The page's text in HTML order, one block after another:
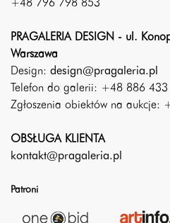
+48 796 798 853
PRAGALERIA DESIGN - ul.
Warszawa
Design: design@pragaleria.pl
Telefon do galerii: +48 886
Zgłoszenia obiektów na
OBSŁUGA KLIENTA
kontakt@pragaleria.pl
Patroni